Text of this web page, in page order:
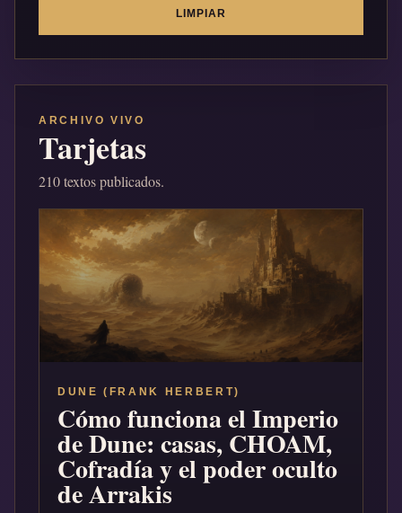
LIMPIAR
ARCHIVO VIVO
Tarjetas
210 textos publicados.
DUNE (FRANK HERBERT)
Cómo funciona el Imperio
de Dune: casas, CHOAM,
Cofradía y el poder oculto
de Arrakis